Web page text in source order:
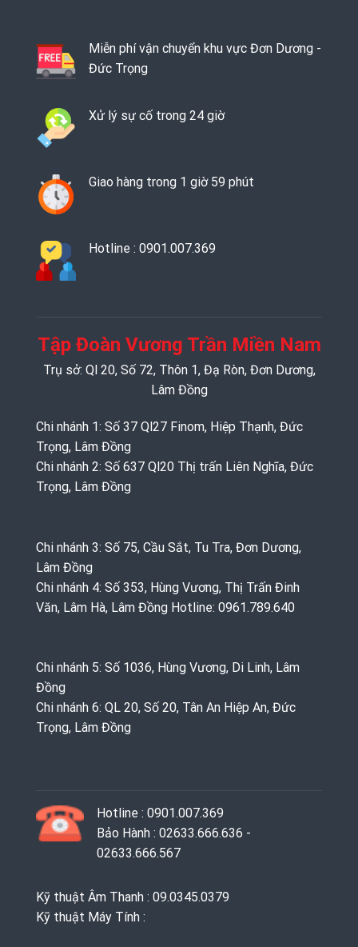
Miễn phí vận chuyển khu vực Đơn Dương -
Đức Trọng
Xử lý sự cố trong 24 giờ
Giao hàng trong 1 giờ 59 phút
Hotline : 0901.007.369
Tập Đoàn Vương Trần Miền Nam
Trụ sở: Ql 20, Số 72, Thôn 1, Đạ Ròn, Đơn Dương,
Lâm Đồng
Chi nhánh 1: Số 37 Ql27 Finom, Hiệp Thạnh, Đức
Trọng, Lâm Đồng
Chi nhánh 2: Số 637 Ql20 Thị trấn Liên Nghĩa, Đức
Trọng, Lâm Đồng
Chi nhánh 3: Số 75, Cầu Sắt, Tu Tra, Đơn Dương,
Lâm Đồng
Chi nhánh 4: Số 353, Hùng Vương, Thị Trấn Đinh
Văn, Lâm Hà, Lâm Đồng Hotline: 0961.789.640
Chi nhánh 5: Số 1036, Hùng Vương, Di Linh, Lâm
Đồng
Chi nhánh 6: QL 20, Số 20, Tân An Hiệp An, Đức
Trọng, Lâm Đồng
Hotline : 0901.007.369
Bảo Hành : 02633.666.636 -
02633.666.567
Kỹ thuật Âm Thanh : 09.0345.0379
Kỹ thuật Máy Tính :